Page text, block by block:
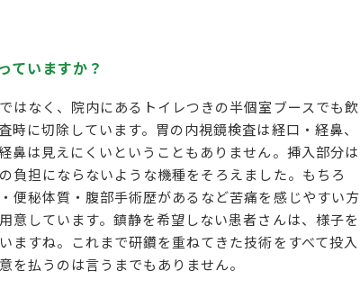
ていますか？
はなく、院内にあるトイレつきの半個室ブースでも飲
に切除しています。胃の内視鏡検査は経口・経鼻、
鼻は見えにくいということもありません。挿入部分は
負担にならないような機種をそろえました。もちろ
便秘体質・腹部手術歴があるなど苦痛を感じやすい方
意しています。鎮静を希望しない患者さんは、様子を
ますね。これまで研鑽を重ねてきた技術をすべて投入
を払うのは言うまでもありません。